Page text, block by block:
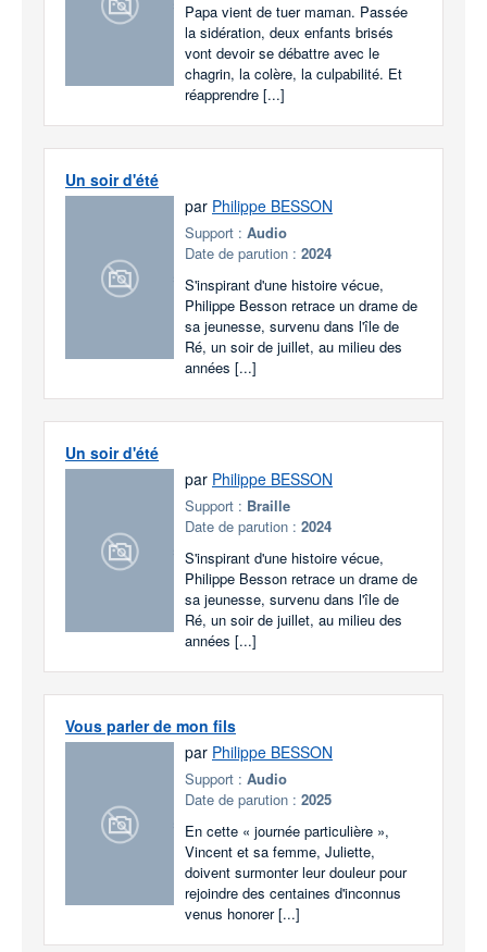
Papa vient de tuer maman. Passée
la sidération, deux enfants brisés
vont devoir se débattre avec le
chagrin, la colère, la culpabilité. Et
réapprendre [...]
Un soir d'été
par Philippe BESSON
Support : Audio
Date de parution : 2024
S'inspirant d'une histoire vécue,
Philippe Besson retrace un drame de
sa jeunesse, survenu dans l'île de
Ré, un soir de juillet, au milieu des
années [...]
Un soir d'été
par Philippe BESSON
Support : Braille
Date de parution : 2024
S'inspirant d'une histoire vécue,
Philippe Besson retrace un drame de
sa jeunesse, survenu dans l'île de
Ré, un soir de juillet, au milieu des
années [...]
Vous parler de mon fils
par Philippe BESSON
Support : Audio
Date de parution : 2025
En cette « journée particulière »,
Vincent et sa femme, Juliette,
doivent surmonter leur douleur pour
rejoindre des centaines d'inconnus
venus honorer [...]